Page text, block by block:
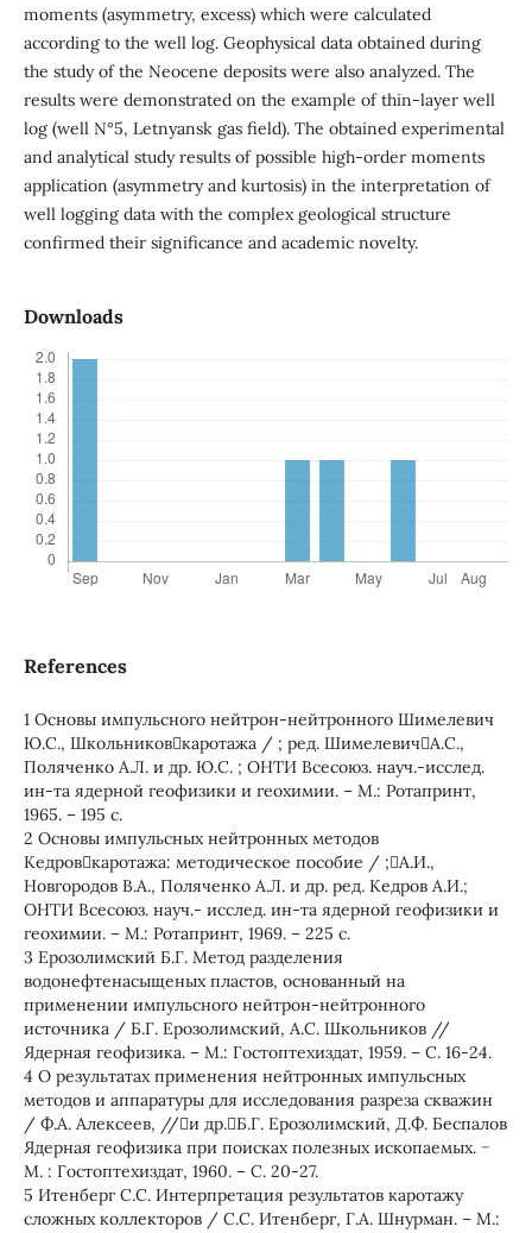
moments (asymmetry, excess) which were calculated
according to the well log. Geophysical data obtained during
the study of the Neocene deposits were also analyzed. The
results were demonstrated on the example of thin-layer well
log (well N°5, Letnyansk gas field). The obtained experimental
and analytical study results of possible high-order moments
application (asymmetry and kurtosis) in the interpretation of
well logging data with the complex geological structure
confirmed their significance and academic novelty.
Downloads
References
1 Основы импульсного нейтрон-нейтронного Шимелевич
Ю.С., Школьниковкаротажа / ; ред. ШимелевичА.С.,
Поляченко А.Л. и др. Ю.С. ; ОНТИ Всесоюз. науч.-исслед.
ин-та ядерной геофизики и геохимии. – М.: Ротапринт,
1965. – 195 с.
2 Основы импульсных нейтронных методов
Кедровкаротажа: методическое пособие / ;А.И.,
Новгородов В.А., Поляченко А.Л. и др. ред. Кедров А.И.;
ОНТИ Всесоюз. науч.- исслед. ин-та ядерной геофизики и
геохимии. – М.: Ротапринт, 1969. – 225 с.
3 Ерозолимский Б.Г. Метод разделения
водонефтенасыщеных пластов, основанный на
применении импульсного нейтрон-нейтронного
источника / Б.Г. Ерозолимский, А.С. Школьников //
Ядерная геофизика. – М.: Гостоптехиздат, 1959. – С. 16-24.
4 О результатах применения нейтронных импульсных
методов и аппаратуры для исследования разреза скважин
/ Ф.А. Алексеев, //и др.Б.Г. Ерозолимский, Д.Ф. Беспалов
Ядерная геофизика при поисках полезных ископаемых. −
М. : Гостоптехиздат, 1960. – С. 20-27.
5 Итенберг С.С. Интерпретация результатов каротажу
сложных коллекторов / С.С. Итенберг, Г.А. Шнурман. – М.: